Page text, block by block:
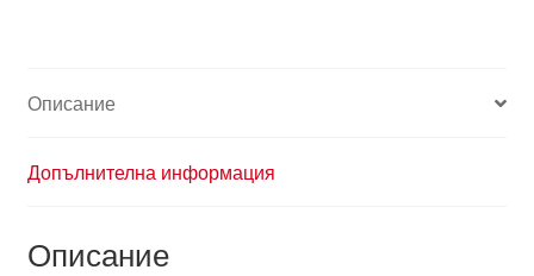
Описание
Допълнителна информация
Описание